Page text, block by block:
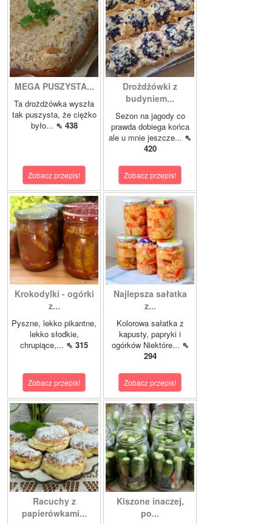
MEGA PUSZYSTA...
Ta drożdżówka wyszła
tak puszysta, że ciężko
było... ⇖ 438
Zobacz przepis!
Drożdżówki z
budyniem...
Sezon na jagody co
prawda dobiega końca
ale u mnie jeszcze... ⇖
420
Zobacz przepis!
Krokodylki - ogórki
z...
Pyszne, lekko pikantne,
lekko słodkie,
chrupiące,... ⇖ 315
Zobacz przepis!
Najlepsza sałatka
z...
Kolorowa sałatka z
kapusty, papryki i
ogórków Niektóre... ⇖
294
Zobacz przepis!
Racuchy z
papierówkami...
Kiszone inaczej,
po...